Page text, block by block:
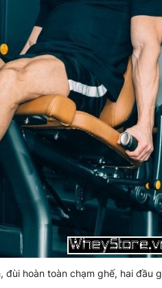
hoàn toàn chạm ghế, hai đầu